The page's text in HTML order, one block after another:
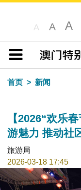
A A A
目录
首页
新闻
【2026“欢乐
游魅力 推动社
旅游局
2026-03-18 17:45